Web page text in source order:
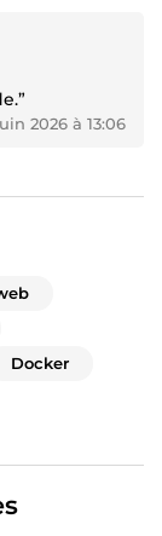
2026 à 13:06
Docker